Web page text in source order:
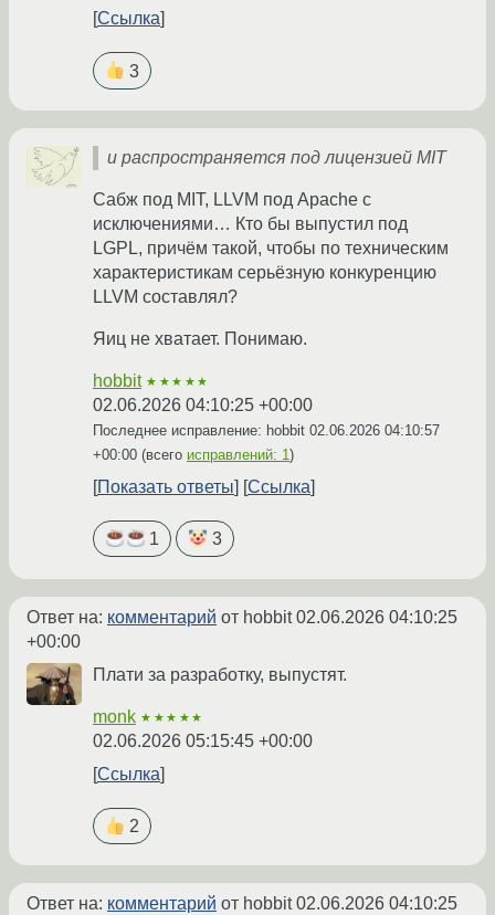
Ссылка
3
и распространяется под лицензией MIT
Сабж под MIT, LLVM под Apache с
исключениями… Кто бы выпустил под
LGPL, причём такой, чтобы по техническим
характеристикам серьёзную конкуренцию
LLVM составлял?
Яиц не хватает. Понимаю.
hobbit ★★★★★
02.06.2026 04:10:25 +00:00
Последнее исправление: hobbit 02.06.2026 04:10:57
+00:00 (всего исправлений: 1 )
Показать ответы Ссылка
1 3
Ответ на: комментарий от hobbit02.06.2026 04:10:25
+00:00
Плати за разработку, выпустят.
monk ★★★★★
02.06.2026 05:15:45 +00:00
Ссылка
2
Ответ на: комментарий от hobbit02.06.2026 04:10:25